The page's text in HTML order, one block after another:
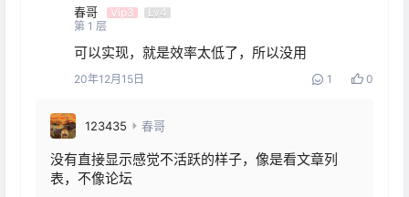
春哥 Vip3
Lv4
第 1 层
可以实现，就是效率太低了，所以没用
20年12月15日 1 0
123435 春哥
没有直接显示感觉不活跃的样子，像是看文章列
表，不像论坛